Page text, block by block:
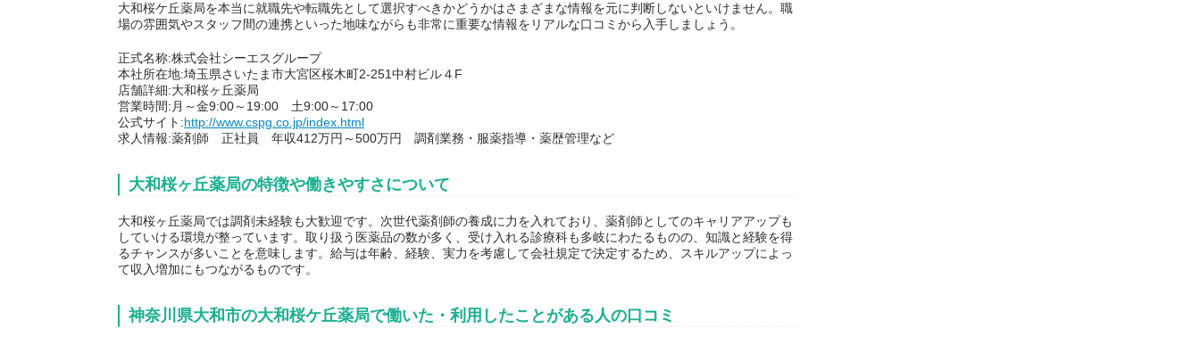
大和桜ケ丘薬局を本当に就職先や転職先として選択すべきかどうかはさまざまな情報を元に判断しないといけません。職
場の雰囲気やスタッフ間の連携といった地味ながらも非常に重要な情報をリアルな口コミから入手しましょう。
正式名称:株式会社シーエスグループ
本社所在地:埼玉県さいたま市大宮区桜木町2-251中村ビル４F
店舗詳細:大和桜ヶ丘薬局
営業時間:月～金9:00～19:00 土9:00～17:00
公式サイト:http://www.cspg.co.jp/index.html
求人情報:薬剤師 正社員 年収412万円～500万円 調剤業務・服薬指導・薬歴管理など
大和桜ヶ丘薬局の特徴や働きやすさについて
大和桜ヶ丘薬局では調剤未経験も大歓迎です。次世代薬剤師の養成に力を入れており、薬剤師としてのキャリアアップも
していける環境が整っています。取り扱う医薬品の数が多く、受け入れる診療科も多岐にわたるものの、知識と経験を得
るチャンスが多いことを意味します。給与は年齢、経験、実力を考慮して会社規定で決定するため、スキルアップによっ
て収入増加にもつながるものです。
神奈川県大和市の大和桜ケ丘薬局で働いた・利用したことがある人の口コミ